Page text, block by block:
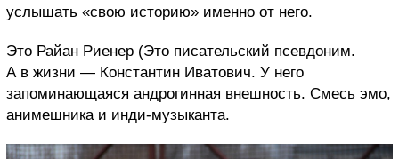
услышать «свою историю» именно от него.
Это Райан Риенер (Это писательский псевдоним.
А в жизни — Константин Иватович. У него
запоминающаяся андрогинная внешность. Смесь эмо,
анимешника и инди-музыканта.